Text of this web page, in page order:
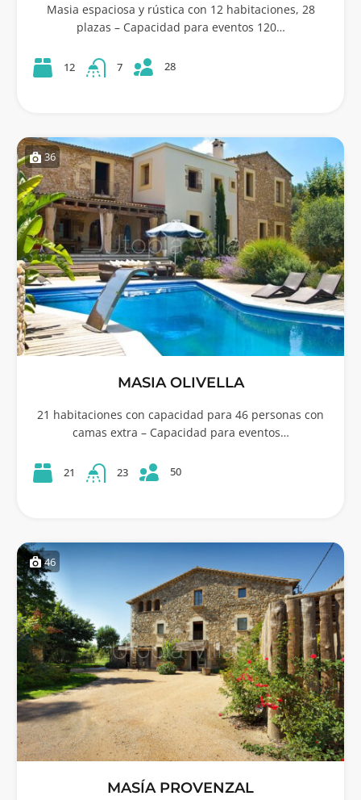
Masia espaciosa y rústica con 12 habitaciones, 28
plazas – Capacidad para eventos 120…
12 7 28
36
MASIA OLIVELLA
21 habitaciones con capacidad para 46 personas con
camas extra – Capacidad para eventos…
21 23 50
46
MASÍA PROVENZAL